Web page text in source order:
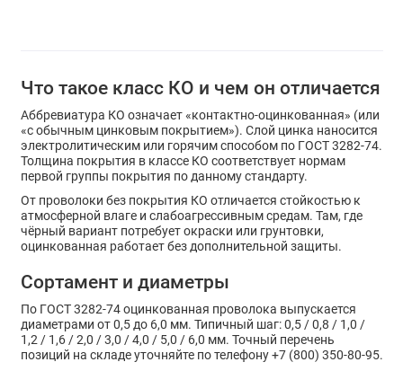
Что такое класс КО и чем он отличается
Аббревиатура КО означает «контактно-оцинкованная» (или
«с обычным цинковым покрытием»). Слой цинка наносится
электролитическим или горячим способом по ГОСТ 3282-74.
Толщина покрытия в классе КО соответствует нормам
первой группы покрытия по данному стандарту.
От проволоки без покрытия КО отличается стойкостью к
атмосферной влаге и слабоагрессивным средам. Там, где
чёрный вариант потребует окраски или грунтовки,
оцинкованная работает без дополнительной защиты.
Сортамент и диаметры
По ГОСТ 3282-74 оцинкованная проволока выпускается
диаметрами от 0,5 до 6,0 мм. Типичный шаг: 0,5 / 0,8 / 1,0 /
1,2 / 1,6 / 2,0 / 3,0 / 4,0 / 5,0 / 6,0 мм. Точный перечень
позиций на складе уточняйте по телефону +7 (800) 350-80-95.